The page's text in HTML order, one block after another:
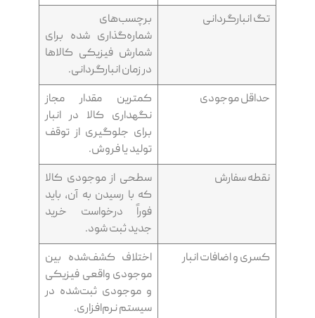
تگ انبارگردانی
برچسب‌های
شماره‌گذاری شده برای
شمارش فیزیکی کالاها
در زمان انبارگردانی.
حداقل موجودی
کمترین مقدار مجاز
نگهداری کالا در انبار
برای جلوگیری از توقف
تولید یا فروش.
نقطه سفارش
سطحی از موجودی کالا
که با رسیدن به آن، باید
فوراً درخواست خرید
جدید ثبت شود.
کسری و اضافات انبار
اختلاف کشف‌شده بین
موجودی واقعی فیزیکی
و موجودی ثبت‌شده در
سیستم نرم‌افزاری.